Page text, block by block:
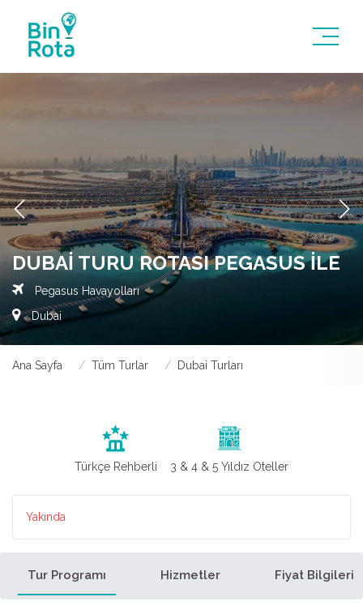
DUBAI TURU ROTASI PEGASUS ILE
Pegasus Havayolları
Dubai
Ana Sayfa Tüm Turlar Dubai Turları
Türkçe Rehberli 3 & 4 & 5 Yıldız Oteller
Yakında
Tur Programı Hizmetler Fiyat Bilgileri